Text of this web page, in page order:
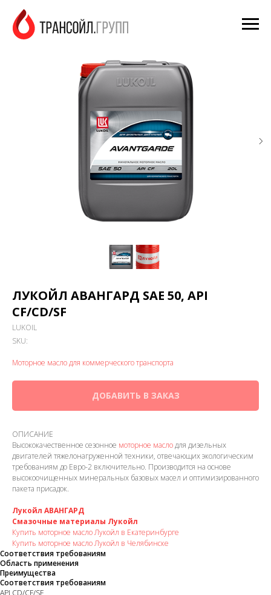
ЛУКОЙЛ АВАНГАРД SAE 50, API
CF/CD/SF
LUKOIL
SKU:
Моторное масло для коммерческого транспорта
ДОБАВИТЬ В ЗАКАЗ
ОПИСАНИЕ
Высококачественное сезонное моторное маслодля дизельных
двигателей тяжелонагруженной техники, отвечающих экологическим
требованиям до Евро-2 включительно. Производится на основе
высокоочищенных минеральных базовых масел и оптимизированного
пакета присадок.
Лукойл АВАНГАРД
Смазочные материалы Лукойл
Купить моторное масло Лукойл в Екатеринбурге
Купить моторное масло Лукойл в Челябинске
Соответствия требованиям
Область применения
Преимущества
Соответствия требованиям
API CD/CF/SF